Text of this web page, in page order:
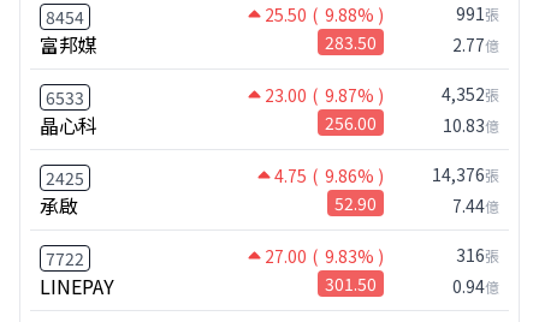
8454 25.50 ( 9.88% )
富邦媒 283.50
991張
2.77億
6533 23.00 ( 9.87% )
晶心科 256.00
4,352張
10.83億
2425 4.75 ( 9.86% )
承啟 52.90
14,376張
7.44億
7722 27.00 ( 9.83% )
LINEPAY 301.50
316張
0.94億